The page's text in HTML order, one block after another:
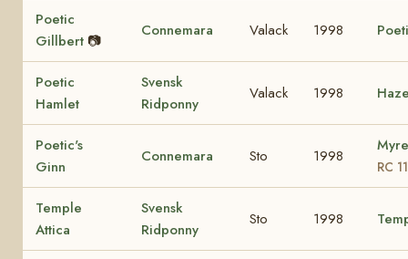
Poetic
Gillbert 📷
Connemara Valack 1998
Poetic
Hamlet
Svensk
Ridponny
Valack 1998
Poetic's
Ginn
Connemara Sto 1998
RC
Temple
Attica
Svensk
Ridponny
Sto 1998